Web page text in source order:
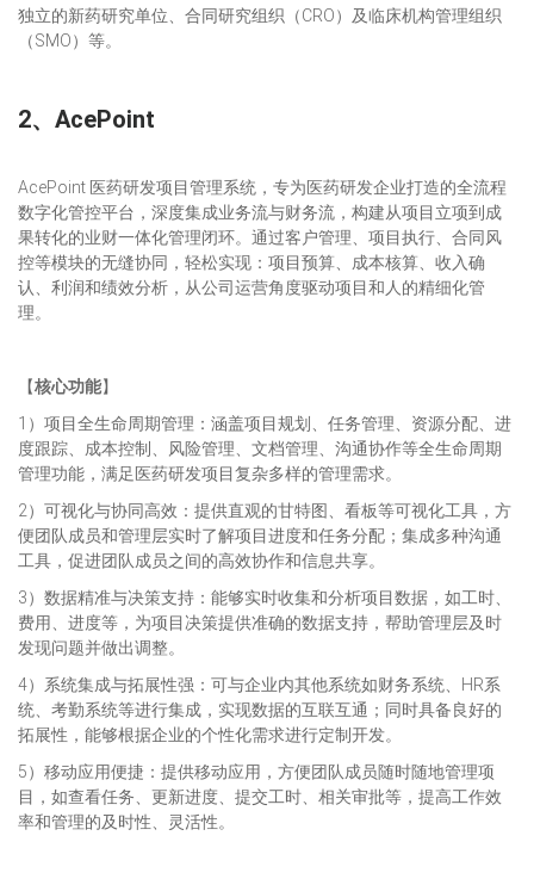
独立的新药研究单位、合同研究组织（CRO）及临床机构管理组织
（SMO）等。
2、 AcePoint
AcePoint 医药研发项目管理系统，专为医药研发企业打造的全流程
数字化管控平台，深度集成业务流与财务流，构建从项目立项到成
果转化的业财一体化管理闭环。通过客户管理、项目执行、合同风
控等模块的无缝协同，轻松实现：项目预算、成本核算、收入确
认、利润和绩效分析，从公司运营角度驱动项目和人的精细化管
理。
【核心功能】
1）项目全生命周期管理：涵盖项目规划、任务管理、资源分配、进
度跟踪、成本控制、风险管理、文档管理、沟通协作等全生命周期
管理功能，满足医药研发项目复杂多样的管理需求。
2）可视化与协同高效：提供直观的甘特图、看板等可视化工具，方
便团队成员和管理层实时了解项目进度和任务分配；集成多种沟通
工具，促进团队成员之间的高效协作和信息共享。
3）数据精准与决策支持：能够实时收集和分析项目数据，如工时、
费用、进度等，为项目决策提供准确的数据支持，帮助管理层及时
发现问题并做出调整。
4）系统集成与拓展性强：可与企业内其他系统如财务系统、HR系
统、考勤系统等进行集成，实现数据的互联互通；同时具备良好的
拓展性，能够根据企业的个性化需求进行定制开发。
5）移动应用便捷：提供移动应用，方便团队成员随时随地管理项
目，如查看任务、更新进度、提交工时、相关审批等，提高工作效
率和管理的及时性、灵活性。